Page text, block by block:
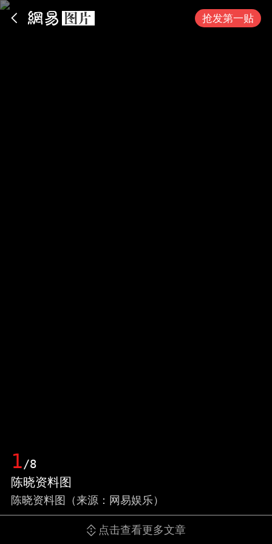
抢发第一贴
1/8
陈晓资料图
陈晓资料图（来源：网易娱乐）
点击查看更多文章
App内打开